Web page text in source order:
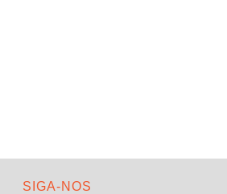
SIGA-NOS